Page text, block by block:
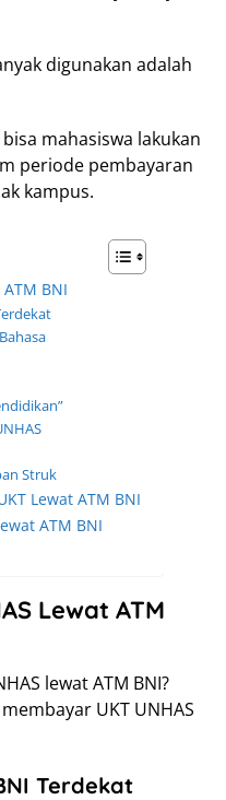
digunakan adalah
mahasiswa lakukan
periode pembayaran
kampus.
BNI
Struk
Lewat ATM BNI
ATM BNI
Lewat ATM
lewat ATM BNI?
UKT UNHAS
Terdekat